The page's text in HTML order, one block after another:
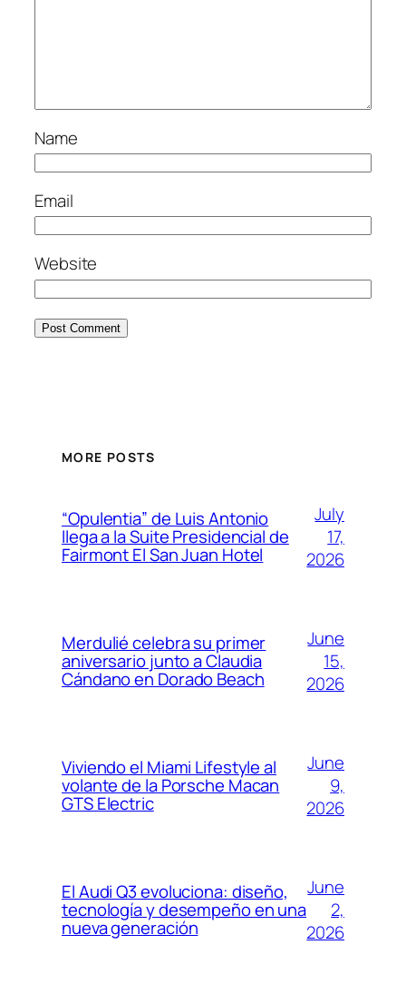
Name
Email
Website
MORE POSTS
“Opulentia” de Luis Antonio
llega a la Suite Presidencial de
Fairmont El San Juan Hotel
July
17,
2026
Merdulié celebra su primer
aniversario junto a Claudia
Cándano en Dorado Beach
June
15,
2026
Viviendo el Miami Lifestyle al
volante de la Porsche Macan
GTS Electric
June
9,
2026
El Audi Q3 evoluciona: diseño,
tecnología y desempeño en una
nueva generación
June
2,
2026